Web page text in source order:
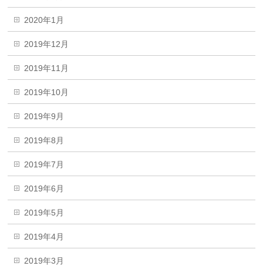
2020年1月
2019年12月
2019年11月
2019年10月
2019年9月
2019年8月
2019年7月
2019年6月
2019年5月
2019年4月
2019年3月